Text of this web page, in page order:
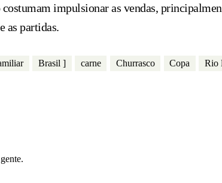
impulsionar as vendas,
as partidas.
Brasil ] carne Churrasco Copa
Rio